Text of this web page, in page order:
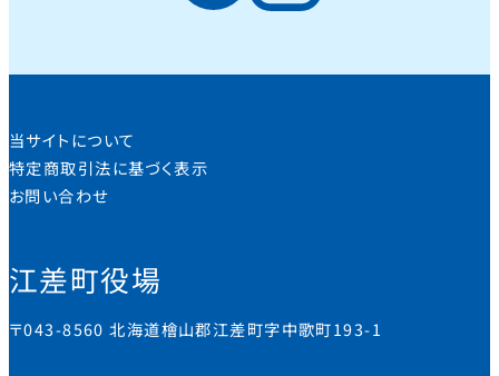
江差町役場
〒043-8560 北海道檜山郡江差町字中歌町193-1
当サイトについて
特定商取引法に基づく表示
お問い合わせ